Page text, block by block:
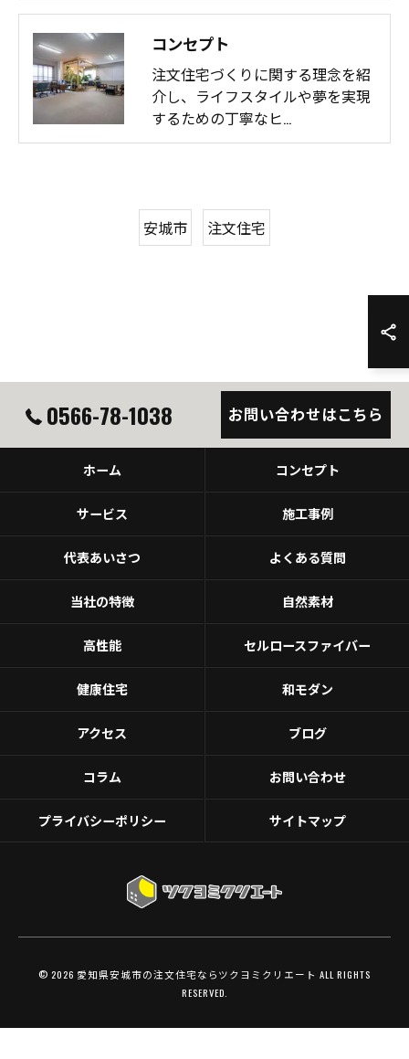
コンセプト
注文住宅づくりに関する理念を紹
介し、ライフスタイルや夢を実現
するための丁寧なヒ…
安城市 注文住宅
0566-78-1038 お問い合わせはこちら
ホーム コンセプト
サービス 施工事例
代表あいさつ よくある質問
当社の特徴 自然素材
高性能 セルロースファイバー
健康住宅 和モダン
アクセス ブログ
コラム お問い合わせ
プライバシーポリシー サイトマップ
© 2026 愛知県安城市の注文住宅ならツクヨミクリエート ALL RIGHTS
RESERVED.